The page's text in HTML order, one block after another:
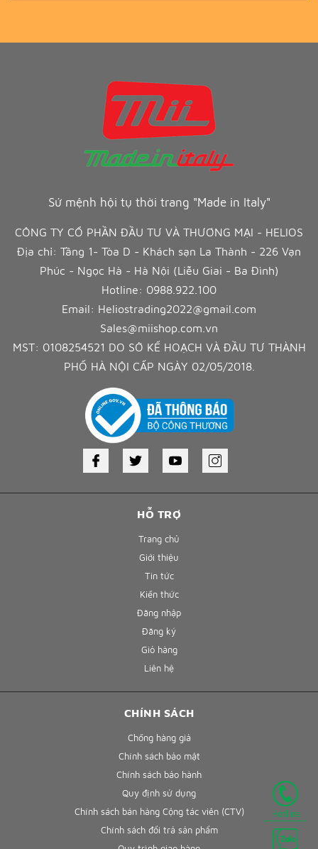
Hotline
HỖ TRỢ
Trang chủ
Giới thiệu
Tin tức
Kiến thức
Đăng nhập
Đăng ký
Giỏ hàng
Liên hệ
Sứ mệnh hội tụ thời trang "Made in Italy"
CÔNG TY CỔ PHẦN ĐẦU TƯ VÀ THƯƠNG MẠI - HELIOS
Địa chỉ: Tầng 1- Tòa D - Khách sạn La Thành - 226 Vạn
Phúc - Ngọc Hà - Hà Nội (Liễu Giai - Ba Đình)
Hotline: 0988.922.100
Email: Heliostrading2022@gmail.com
Sales@miishop.com.vn
MST: 0108254521 DO SỞ KẾ HOẠCH VÀ ĐẦU TƯ THÀNH
PHỐ HÀ NỘI CẤP NGÀY 02/05/2018.
CHÍNH SÁCH
Chống hàng giả
Chính sách bảo mật
Chính sách bảo hành
Quy định sử dụng
Chính sách bán hàng Cộng tác viên (CTV)
Chính sách đổi trả sản phẩm